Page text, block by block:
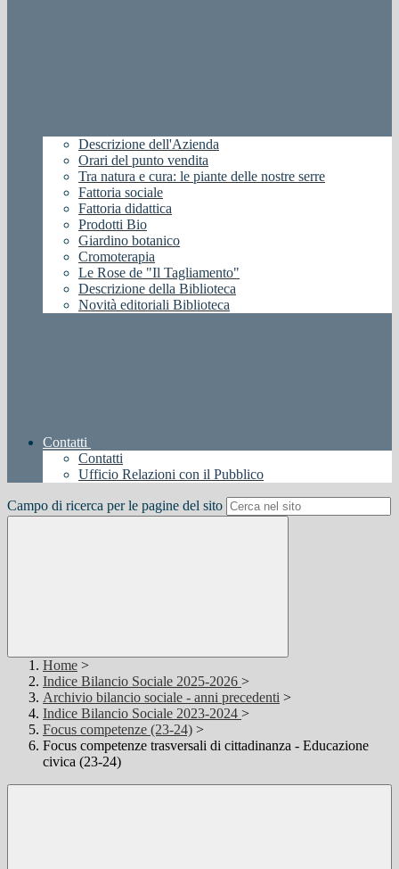
Descrizione dell'Azienda
Orari del punto vendita
Tra natura e cura: le piante delle nostre serre
Fattoria sociale
Fattoria didattica
Prodotti Bio
Giardino botanico
Cromoterapia
Le Rose de "Il Tagliamento"
Descrizione della Biblioteca
Novità editoriali Biblioteca
Contatti
Contatti
Ufficio Relazioni con il Pubblico
Campo di ricerca per le pagine del sito
Home >
Indice Bilancio Sociale 2025-2026 >
Archivio bilancio sociale - anni precedenti >
Indice Bilancio Sociale 2023-2024 >
Focus competenze (23-24) >
Focus competenze trasversali di cittadinanza - Educazione
civica (23-24)